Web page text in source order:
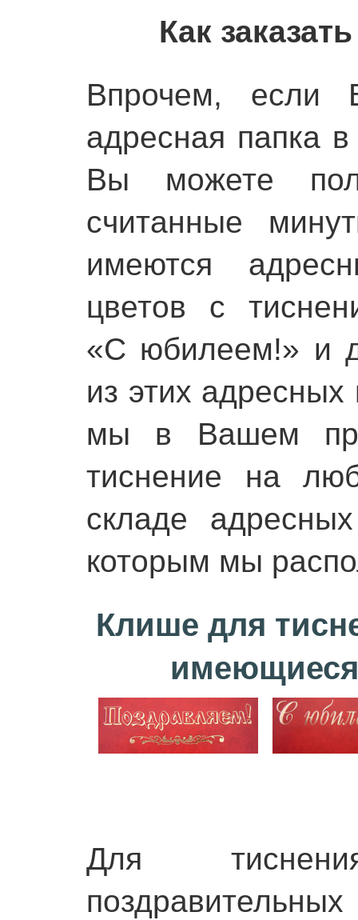
Как
Впрочем, если
адресная папка
Вы можете
считанные
имеются
цветов с
«С юбилеем!» и
из этих
мы в Вашем
тиснение на
складе
которым мы
Клише для
Для